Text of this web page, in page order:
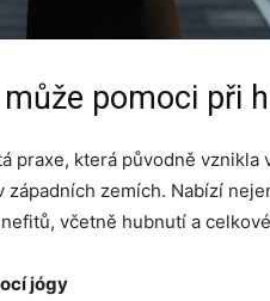
pomoci při
praxe, která původně vznikla
západních zemích. Nabízí
včetně hubnutí a
jógy